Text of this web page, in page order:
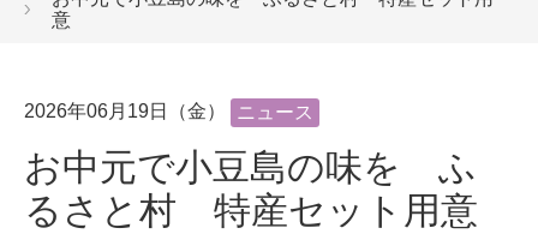
意
2026年06月19日（金） ニュース
お中元で小豆島の味を ふ
るさと村 特産セット用意